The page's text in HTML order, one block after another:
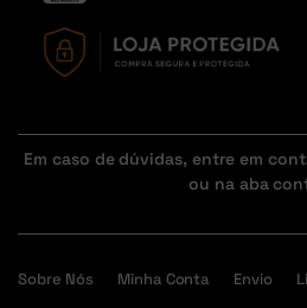
Em caso de dúvidas, entre em
ou na aba
Sobre Nós Minha Conta Envio